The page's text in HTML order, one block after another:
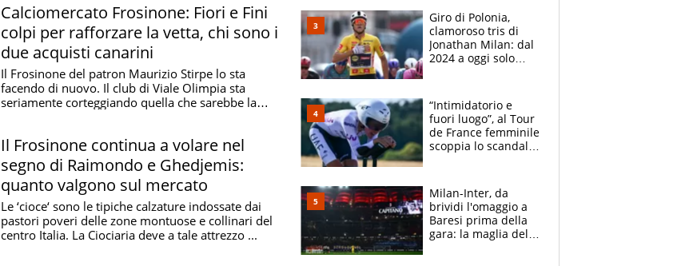
Calciomercato Frosinone: Fiori e Fini
colpi per rafforzare la vetta, chi sono i
due acquisti canarini
Il Frosinone del patron Maurizio Stirpe lo sta
facendo di nuovo. Il club di Viale Olimpia sta
seriamente corteggiando quella che sarebbe la
Il Frosinone continua a volare nel
segno di Raimondo e Ghedjemis:
quanto valgono sul mercato
Le ‘cioce‘ sono le tipiche calzature indossate dai
pastori poveri delle zone montuose e collinari del
centro Italia. La Ciociaria deve a tale attrezzo ...
a Burgos
Giro di Polonia,
clamoroso tris di
Jonathan Milan: dal
2024 a oggi solo
e Skerl
“Intimidatorio e
fuori luogo”, al Tour
de France femminile
scoppia lo scandalo:
atlete
Milan-Inter, da
brividi l'omaggio a
Baresi prima della
gara: la maglia del